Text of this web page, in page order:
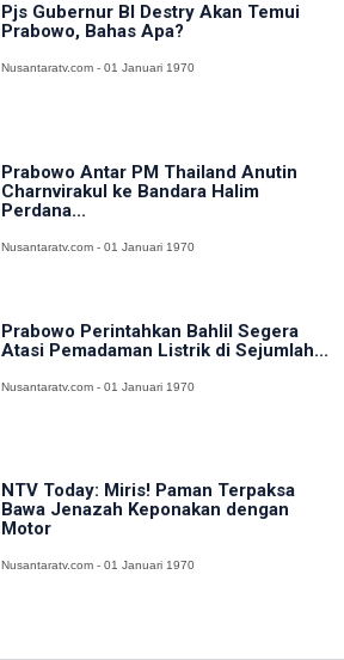
Pjs Gubernur BI Destry Akan Temui
Prabowo, Bahas Apa?
Nusantaratv.com - 01 Januari 1970
Prabowo Antar PM Thailand Anutin
Charnvirakul ke Bandara Halim
Perdana...
Nusantaratv.com - 01 Januari 1970
Prabowo Perintahkan Bahlil Segera
Atasi Pemadaman Listrik di Sejumlah...
Nusantaratv.com - 01 Januari 1970
NTV Today: Miris! Paman Terpaksa
Bawa Jenazah Keponakan dengan
Motor
Nusantaratv.com - 01 Januari 1970